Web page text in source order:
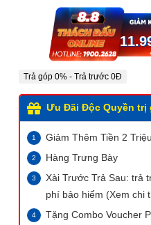
Trả góp 0% - Trả trước 0Đ
Ưu Đãi Độc Quyền trị
Giảm Thêm Tiền 2 Triệu
Hàng Trưng Bày
Xài Trước Trả Sau: trả
phí bảo hiểm (Xem chi
Tặng Combo Voucher